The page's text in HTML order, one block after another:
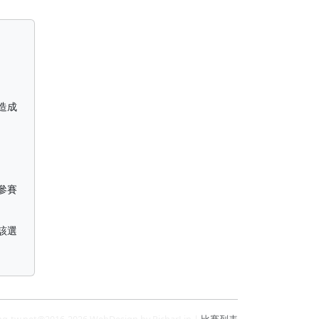
成
賽
選